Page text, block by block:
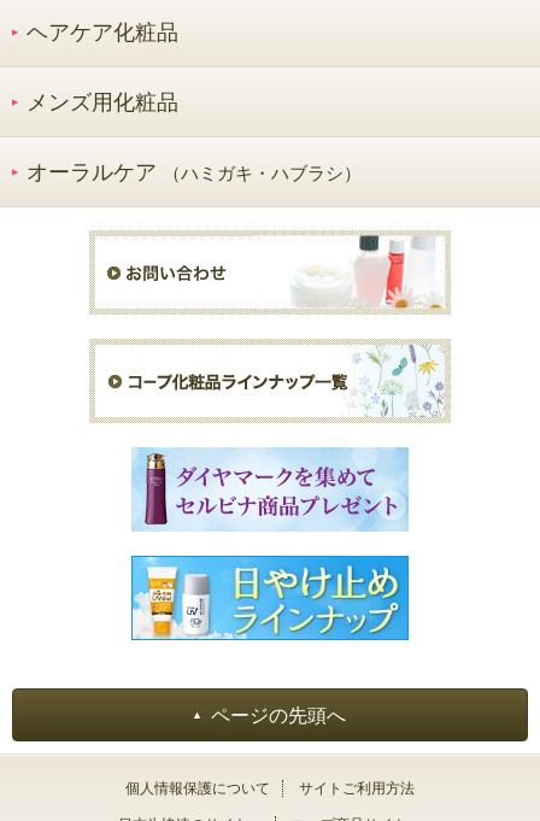
ヘアケア化粧品
メンズ用化粧品
オーラルケア （ハミガキ・ハブラシ）
ページの先頭へ
個人情報保護について サイトご利用方法